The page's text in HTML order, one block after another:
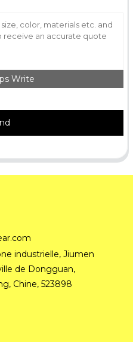
Write
industrielle, Jiumen
de Dongguan,
Chine, 523898